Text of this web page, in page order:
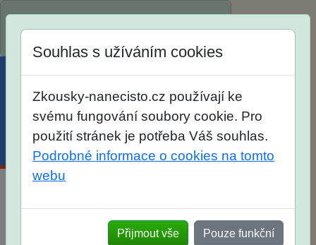
SŠ? Vaše ohlasy po skutečných
přijímacích zkouškách
Souhlas s užíváním cookies
Zkousky-nanecisto.cz používají ke
svému fungování soubory cookie. Pro
použití stránek je potřeba Váš souhlas.
Podrobné informace o cookies na tomto
webu
Přijmout vše Pouze funkční